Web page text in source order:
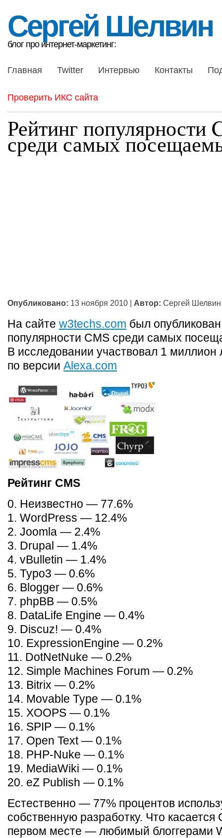
Сергей Шелвин
блог про интернет-маркетинг:
Главная Twitter Интервью Контакты
Проверить ИКС сайта
Рейтинг популярности
среди самых
Опубликовано: 13 ноября 2010 | Автор: Сергей Шелвин
На сайте w3techs.com был
популярности CMS среди самых
В исследовании участвовал 1 миллион
по версии Alexa.com
Рейтинг CMS
0. Неизвестно — 77.6%
1. WordPress — 12.4%
2. Joomla — 2.4%
3. Drupal — 1.4%
4. vBulletin — 1.4%
5. Typo3 — 0.6%
6. Blogger — 0.6%
7. phpBB — 0.5%
8. DataLife Engine — 0.4%
9. Discuz! — 0.4%
10. ExpressionEngine — 0.2%
11. DotNetNuke — 0.2%
12. Simple Machines Forum — 0.2%
13. Bitrix — 0.2%
14. Movable Type — 0.1%
15. XOOPS — 0.1%
16. SPIP — 0.1%
17. Open Text — 0.1%
18. PHP-Nuke — 0.1%
19. MediaWiki — 0.1%
20. eZ Publish — 0.1%
Естественно — 77% процентов
собственную разработку. Что касается
первом месте — любимый блоггерами